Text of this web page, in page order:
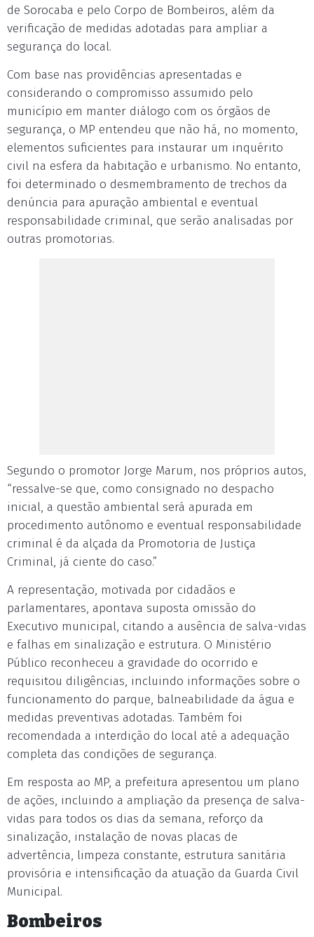
de Sorocaba e pelo Corpo de Bombeiros, além da
verificação de medidas adotadas para ampliar a
segurança do local.
Com base nas providências apresentadas e
considerando o compromisso assumido pelo
município em manter diálogo com os órgãos de
segurança, o MP entendeu que não há, no momento,
elementos suficientes para instaurar um inquérito
civil na esfera da habitação e urbanismo. No entanto,
foi determinado o desmembramento de trechos da
denúncia para apuração ambiental e eventual
responsabilidade criminal, que serão analisadas por
outras promotorias.
Segundo o promotor Jorge Marum, nos próprios autos,
“ressalve-se que, como consignado no despacho
inicial, a questão ambiental será apurada em
procedimento autônomo e eventual responsabilidade
criminal é da alçada da Promotoria de Justiça
Criminal, já ciente do caso.”
A representação, motivada por cidadãos e
parlamentares, apontava suposta omissão do
Executivo municipal, citando a ausência de salva-vidas
e falhas em sinalização e estrutura. O Ministério
Público reconheceu a gravidade do ocorrido e
requisitou diligências, incluindo informações sobre o
funcionamento do parque, balneabilidade da água e
medidas preventivas adotadas. Também foi
recomendada a interdição do local até a adequação
completa das condições de segurança.
Em resposta ao MP, a prefeitura apresentou um plano
de ações, incluindo a ampliação da presença de salva-
vidas para todos os dias da semana, reforço da
sinalização, instalação de novas placas de
advertência, limpeza constante, estrutura sanitária
provisória e intensificação da atuação da Guarda Civil
Municipal.
Bombeiros